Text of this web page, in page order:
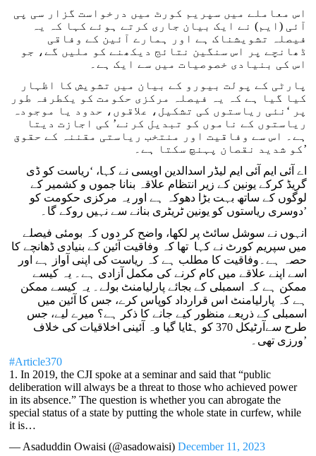
اس معاملے میں سپریم کورٹ میں درخواست گزار سی پی
آئی (ایم) نے ایک بیان جاری کرتے ہوئے کہا کہ یہ
فیصلہ تشویشناک ہے اور ہمارے آئین کے وفاقی
ڈھانچے پر اس سنگین نتائج دیکھنے کو ملیں گے، جو
اس کی بنیادی خصوصیات میں سے ایک ہے۔
پارٹی کے پولت بیورو کے بیان میں تشویش کا اظہار
کیا گیا ہے کہ یہ فیصلہ مرکزی حکومت کو یکطرفہ طور
پر ‘نئی ریاستوں کی تشکیل، علاقوں، حدود یا موجودہ
ریاستوں کے ناموں کو تبدیل کرنے’ کی اجازت دیتا
ہے۔ اس سے وفاقیت اور منتخب ریاستی مقننہ کے حقوق
کو شدید نقصان پہنچ سکتا ہے۔’
اے آئی ایم آئی ایم لیڈر اسدالدین اویسی نے کہا، ‘ریاست کو ڈی
گریڈ کرکے یونین کے زیر انتظام علاقہ بنانا جموں و کشمیر کے
لوگوں کے ساتھ بہت بڑا دھوکہ ہے اور یہ مرکزی حکومت کو
دوسری ریاستوں کو یونین ٹریٹری بنانے سے نہیں روکے گا۔’
انہوں نے سوشل سائٹ پر لکھا، واضح کر دوں کہ بومئی فیصلے
میں سپریم کورٹ نے کہا تھا کہ وفاقیت آئین کے بنیادی ڈھانچے کا
حصہ ہے۔وفاقیت کا مطلب ہے کہ ریاست کی اپنی آواز ہے اور
اسے اپنے علاقے میں کام کرنے کی مکمل آزادی ہے۔ یہ کیسے
ممکن ہے کہ اسمبلی کے بجائے پارلیامنٹ بولے۔ یہ کیسے ممکن
ہے کہ پارلیامنٹ اس قرارداد کوپاس کرے، جس کا آئین میں
اسمبلی کے ذریعے منظور کیے جانے کا ذکر ہے؟ میرے لیے، جس
طرح سےآرٹیکل 370 کو ہٹایا گیا وہ آئینی اخلاقیات کی خلاف
ورزی تھی۔’
#Article370
1. In 2019, the CJI spoke at a seminar and said that “public
deliberation will always be a threat to those who achieved power
in its absence.” The question is whether you can abrogate the
special status of a state by putting the whole state in curfew, while
it is…
— Asaduddin Owaisi (@asadowaisi)December 11, 2023